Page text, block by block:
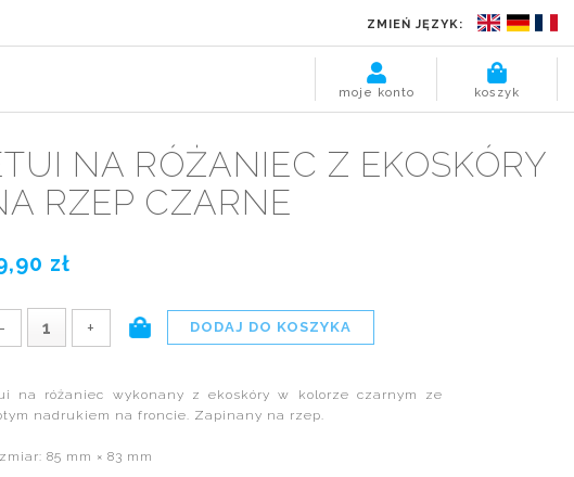
ZMIEŃ JĘZYK:
koszyk
moje konto
NA RÓŻANIEC Z EKOSKÓRY
RZEP CZARNE
zł
- +
na różaniec wykonany z ekoskóry w kolorze czarnym ze
nadrukiem na froncie. Zapinany na rzep.
85 mm × 83 mm